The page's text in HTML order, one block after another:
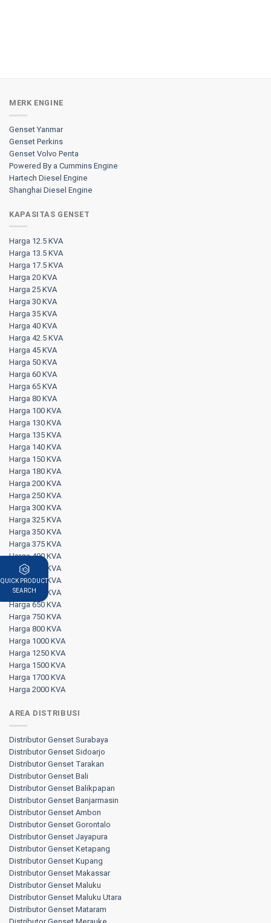
MERK ENGINE
Genset Yanmar
Genset Perkins
Genset Volvo Penta
Powered By a Cummins Engine
Hartech Diesel Engine
Shanghai Diesel Engine
KAPASITAS GENSET
Harga 12.5 KVA
Harga 13.5 KVA
Harga 17.5 KVA
Harga 20 KVA
Harga 25 KVA
Harga 30 KVA
Harga 35 KVA
Harga 40 KVA
Harga 42.5 KVA
Harga 45 KVA
Harga 50 KVA
Harga 60 KVA
Harga 65 KVA
Harga 80 KVA
Harga 100 KVA
Harga 130 KVA
Harga 135 KVA
Harga 140 KVA
Harga 150 KVA
Harga 180 KVA
Harga 200 KVA
Harga 250 KVA
Harga 300 KVA
Harga 325 KVA
Harga 350 KVA
Harga 375 KVA
Harga 400 KVA
Harga 500 KVA
Harga 570 KVA
Harga 625 KVA
Harga 650 KVA
Harga 750 KVA
Harga 800 KVA
Harga 1000 KVA
Harga 1250 KVA
Harga 1500 KVA
Harga 1700 KVA
Harga 2000 KVA
AREA DISTRIBUSI
Distributor Genset Surabaya
Distributor Genset Sidoarjo
Distributor Genset Tarakan
Distributor Genset Bali
Distributor Genset Balikpapan
Distributor Genset Banjarmasin
Distributor Genset Ambon
Distributor Genset Gorontalo
Distributor Genset Jayapura
Distributor Genset Ketapang
Distributor Genset Kupang
Distributor Genset Makassar
Distributor Genset Maluku
Distributor Genset Maluku Utara
Distributor Genset Mataram
QUICK PRODUCT
SEARCH